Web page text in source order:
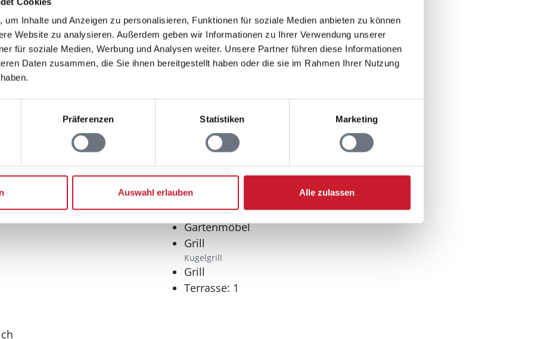
um Inhalte und Anzeigen zu personalisieren, Funktionen für soziale Medien anbieten zu können
Website zu analysieren. Außerdem geben wir Informationen zu Ihrer Verwendung unserer
für soziale Medien, Werbung und Analysen weiter. Unsere Partner führen diese Informationen
Daten zusammen, die Sie ihnen bereitgestellt haben oder die sie im Rahmen Ihrer Nutzung
Präferenzen Statistiken Marketing
Auswahl erlauben Alle zulassen
Anzahl Toiletten: 3
Dusche
Waschmaschine
Multimedia
Internet
WLAN
Aussenbereich
Gartenmöbel
Grill
Kugelgrill
Grill
Terrasse: 1